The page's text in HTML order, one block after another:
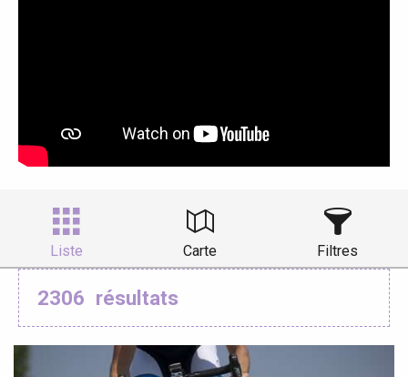
Liste Carte Filtres
2306 résultats